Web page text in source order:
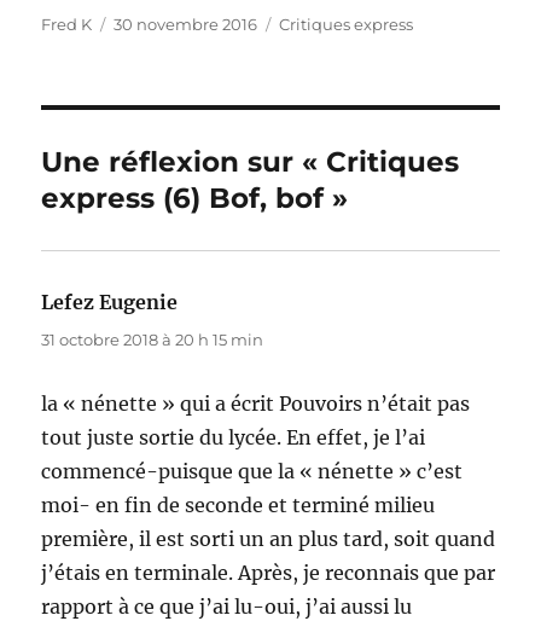
Auteur
Fred K
Publié
30 novembre 2016 Catégories
Critiques express
Une réflexion sur « Critiques
express (6) Bof, bof »
Lefez Eugenie
31 octobre 2018 à 20 h 15 min
la « nénette » qui a écrit Pouvoirs n’était pas
tout juste sortie du lycée. En effet, je l’ai
commencé-puisque que la « nénette » c’est
moi- en fin de seconde et terminé milieu
première, il est sorti un an plus tard, soit quand
j’étais en terminale. Après, je reconnais que par
rapport à ce que j’ai lu-oui, j’ai aussi lu